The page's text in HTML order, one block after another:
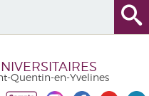
Quentin-en-Yvelines